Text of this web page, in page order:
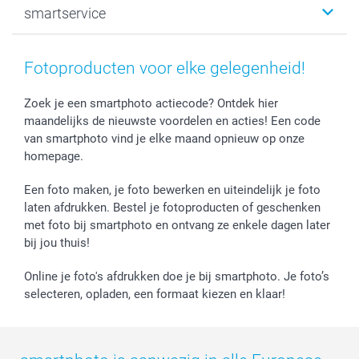
MyNameBook
Stickers en Etiketten
Fotokalenders & Fotoagenda's
Communie- en Lentefeest
Geschenken voor hem
Moederdag
Vaderdag
Verjaardag
Geboorte
Duurzaamheid
Voorwaarden
Klachtenregeling
Wettelijke garantie
Privacybeleid
Cookiebeleid
Prijslijst
Jobs & Stages
Investor Relations
smartservice
smartgarantie
Betalingsmogelijkheden
Grote bestellingen
Levering
Mijn orderstatus
smartfriends
Fotoproducten voor elke gelegenheid!
Zoek je een smartphoto actiecode? Ontdek hier
maandelijks de nieuwste voordelen en acties! Een code
van smartphoto vind je elke maand opnieuw op onze
homepage.
Een foto maken, je foto bewerken en uiteindelijk je foto
laten afdrukken. Bestel je fotoproducten of geschenken
met foto bij smartphoto en ontvang ze enkele dagen later
bij jou thuis!
Online je foto's afdrukken doe je bij smartphoto. Je foto’s
selecteren, opladen, een formaat kiezen en klaar!